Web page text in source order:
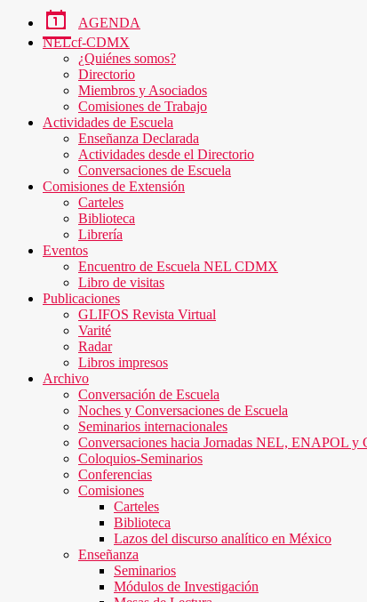
AGENDA
NELcf-CDMX
¿Quiénes somos?
Directorio
Miembros y Asociados
Comisiones de Trabajo
Actividades de Escuela
Enseñanza Declarada
Actividades desde el Directorio
Conversaciones de Escuela
Comisiones de Extensión
Carteles
Biblioteca
Librería
Eventos
Encuentro de Escuela NEL CDMX
Libro de visitas
Publicaciones
GLIFOS Revista Virtual
Varité
Radar
Libros impresos
Archivo
Conversación de Escuela
Noches y Conversaciones de Escuela
Seminarios internacionales
Conversaciones hacia Jornadas NEL, ENAPOL y
Coloquios-Seminarios
Conferencias
Comisiones
Carteles
Biblioteca
Lazos del discurso analítico en México
Enseñanza
Seminarios
Módulos de Investigación